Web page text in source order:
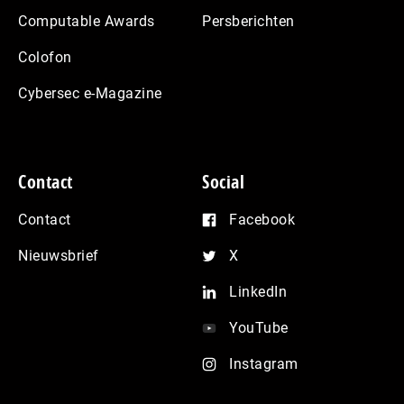
Computable Awards
Colofon
Cybersec e-Magazine
Persberichten
Contact
Contact
Nieuwsbrief
Social
Facebook
X
LinkedIn
YouTube
Instagram